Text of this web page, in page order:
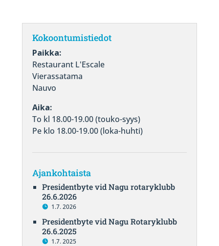
Kokoontumistiedot
Paikka:
Restaurant L'Escale
Vierassatama
Nauvo
Aika:
To kl 18.00-19.00 (touko-syys)
Pe klo 18.00-19.00 (loka-huhti)
Ajankohtaista
Presidentbyte vid Nagu rotaryklubb
26.6.2026
1.7. 2026
Presidentbyte vid Nagu Rotaryklubb
26.6.2025
1.7. 2025